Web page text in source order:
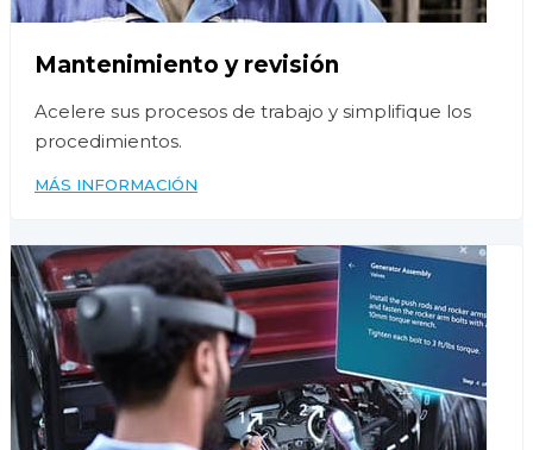
Mantenimiento y revisión
Acelere sus procesos de trabajo y simplifique los
procedimientos.
MÁS INFORMACIÓN